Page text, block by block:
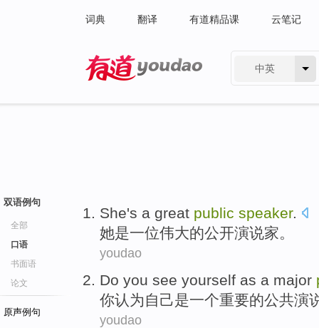
词典 翻译 有道精品课 云笔记
中英
双语例句
全部
口语
书面语
论文
原声例句
She's a great public speaker.
她是一位伟大的公开演说家。
youdao
Do you see yourself as a major
你认为 自己是一个重要的公共演
youdao